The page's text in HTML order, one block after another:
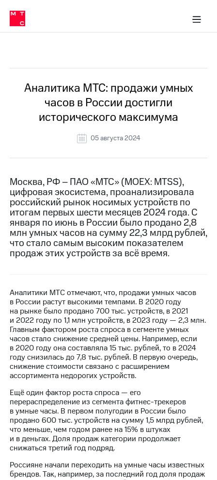
Медиа-центр
и акционерам
Устойчивое развитие
Комплаенс и деловая этика
компании
Карьера
История
компании
Руководство
информация
Контакты
Медиа-центр
Пресс-
релизы
МТС
о технологиях
Достижения
Финансовая
отчетность
Контакты
Пригласить
спикера
и акционерам
Корпоративное
управление
Корпоративный
секретарь
Раскрытие
информации
Информация
акционерам
Документы
ПАО
в МТС
Пресс-
релизы
МТС
о технологиях
Аналитика МТС: продажи умных
часов в России достигли
исторического максимума
05 августа 2024
Москва, РФ – ПАО «МТС» (MOEX: MTSS),
цифровая экосистема, проанализировала
российский рынок носимых устройств по
итогам первых шести месяцев 2024 года. С
января по июнь в России было продано 2,8
млн умных часов на сумму 22,3 млрд рублей,
что стало самым высоким показателем
продаж этих устройств за всё время.
Аналитики МТС отмечают, что, продажи умных часов
в России растут высокими темпами. В 2020 году
на рынке было продано 700 тыс. устройств, в 2021
и 2022 году по 1,1 млн устройств, в 2023 году — 2,3 млн.
Главным фактором роста спроса в сегменте умных
часов стало снижение средней цены. Например, если
в 2020 году она составляла 15 тыс. рублей, то в 2024
году снизилась до 7,8 тыс. рублей. В первую очередь,
снижение стоимости связано с расширением
ассортимента недорогих устройств.
Ещё один фактор роста спроса — его
перераспределение из сегмента фитнес-трекеров
в умные часы. В первом полугодии в России было
продано 600 тыс. устройств на сумму 1,5 млрд рублей,
что меньше, чем годом ранее на 15% в штуках
и в деньгах. Доля продаж категории продолжает
снижаться третий год подряд.
Россияне начали переходить на умные часы известных
брендов. Так, например, за последний год доля продаж